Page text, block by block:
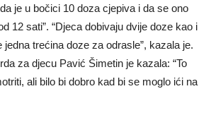
je u bočici 10 doza cjepiva i da se ono
12 sati”. “Djeca dobivaju dvije doze kao i
trećina doze za odrasle”, kazala je.
za djecu Pavić Šimetin je kazala: “To
ali bilo bi dobro kad bi se moglo ići na